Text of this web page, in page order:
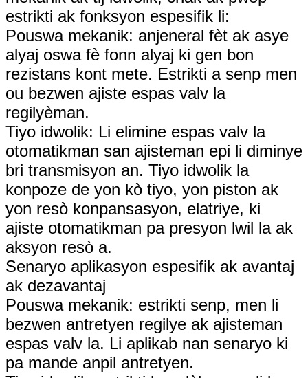
estrikti ak fonksyon espesifik li:
Pouswa mekanik: anjeneral fèt ak asye
alyaj oswa fè fonn alyaj ki gen bon
rezistans kont mete. Estrikti a senp men
ou bezwen ajiste espas valv la
regilyèman.
Tiyo idwolik: Li elimine espas valv la
otomatikman san ajisteman epi li diminye
bri transmisyon an. Tiyo idwolik la
konpoze de yon kò tiyo, yon piston ak
yon resò konpansasyon, elatriye, ki
ajiste otomatikman pa presyon lwil la ak
aksyon resò a.
Senaryo aplikasyon espesifik ak avantaj
ak dezavantaj
Pouswa mekanik: estrikti senp, men li
bezwen antretyen regilye ak ajisteman
espas valv la. Li aplikab nan senaryo ki
pa mande anpil antretyen.